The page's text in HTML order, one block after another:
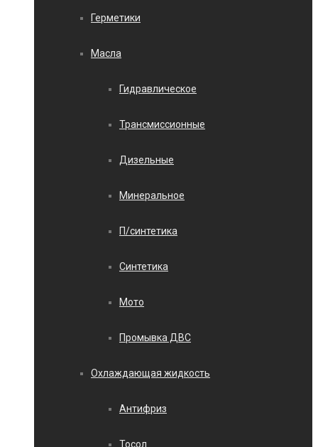
Герметики
Масла
Гидравлическое
Трансмиссионные
Дизельные
Минеральное
П/синтетика
Синтетика
Мото
Промывка ДВС
Охлаждающая жидкость
Антифриз
Тосол